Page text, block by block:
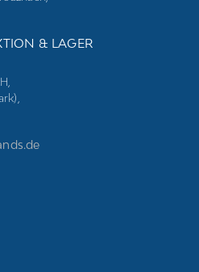
& LAGER